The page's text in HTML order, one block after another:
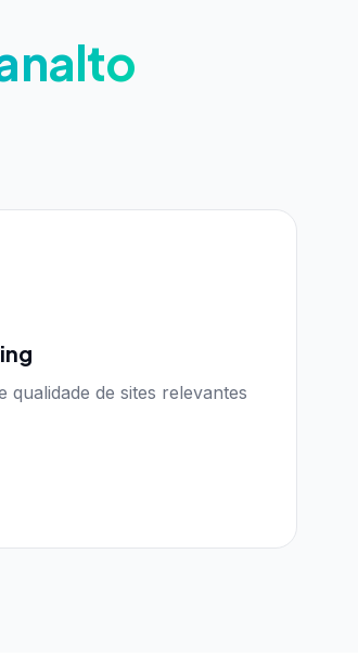
qualidade de sites relevantes